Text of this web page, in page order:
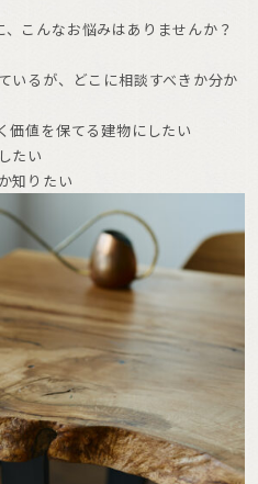
こんなお悩みはありませんか？
いるが、どこに相談すべきか分か
価値を保てる建物にしたい
たい
知りたい